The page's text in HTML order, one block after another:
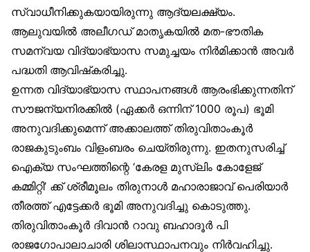
സ്വാധീനിക്കുകയായിരുന്നു ആദ്യലക്ഷ്യം.
ആലുവയിൽ അലീഗഡ് മാതൃകയിൽ മത-ഭൗതിക
സമന്വയ വിദ്യാഭ്യാസ സമുച്ചയം നിർമിക്കാൻ അവർ
പദ്ധതി ആവിഷ്‌കരിച്ചു.
ഉന്നത വിദ്യാഭ്യാസ സ്ഥാപനങ്ങൾ ആരംഭിക്കുന്നതിന്
സൗജന്യനിരക്കിൽ (ഏക്കർ ഒന്നിന് 1000 രൂപ) ഭൂമി
അനുവദിക്കുമെന്ന് അക്കാലത്ത് തിരുവിതാംകൂർ
രാജകുടുംബം വിളംബരം ചെയ്തിരുന്നു. ഇതനുസരിച്ച്
ഐക്യ സംഘത്തിന്റെ ‘കേരള മുസ്‌ലിം കോളേജ്
കമ്മിറ്റി’ ക്ക് ശ്രീമൂലം തിരുനാൾ മഹാരാജാവ് പെരിയാർ
തീരത്ത് എട്ടേക്കർ ഭൂമി അനുവദിച്ചു കൊടുത്തു.
തിരുവിതാംകൂർ ദിവാൻ റാവു ബഹാദൂർ പി
രാജഗോപാലാചാരി ശിലാസ്ഥാപനവും നിർവഹിച്ചു.